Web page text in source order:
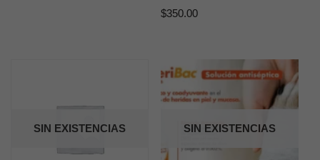
$350.00
SIN EXISTENCIAS SIN EXISTENCIAS